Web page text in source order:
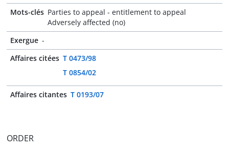
Mots-clés Parties to appeal - entitlement to appeal
Adversely affected (no)
Exergue -
Affaires citées T 0473/98
T 0854/02
Affaires citantes T 0193/07
ORDER